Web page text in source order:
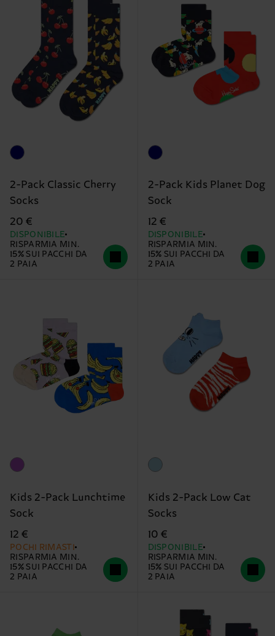
2-Pack Classic Cherry
Socks
20 €
DISPONIBILE
RISPARMIA MIN.
15% SUI PACCHI DA
2 PAIA
2-Pack Kids Planet Dog
Sock
12 €
DISPONIBILE
RISPARMIA MIN.
15% SUI PACCHI DA
2 PAIA
Kids 2-Pack Lunchtime
Sock
12 €
POCHI RIMASTI
RISPARMIA MIN.
15% SUI PACCHI DA
2 PAIA
Kids 2-Pack Low Cat
Socks
10 €
DISPONIBILE
RISPARMIA MIN.
15% SUI PACCHI DA
2 PAIA